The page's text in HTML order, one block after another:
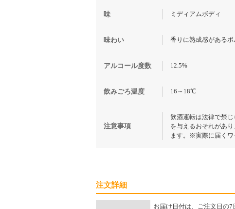
味 ミディアムボディ
味わい 香りに熟成感があるボ
アルコール度数 12.5%
飲みごろ温度 16～18℃
注意事項
飲酒運転は法律で禁
を与えるおそれがあ
ます。※実際に届くワ
注文詳細
お届け日付は、ご注文日の7